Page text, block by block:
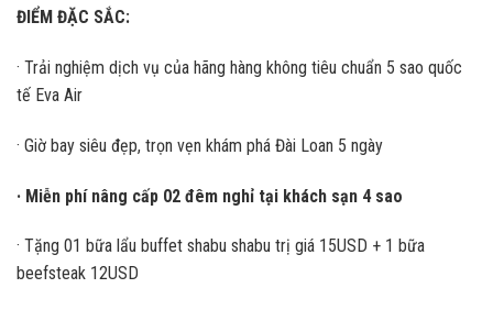
ĐIỂM ĐẶC SẮC:
· Trải nghiệm dịch vụ của hãng hàng không tiêu chuẩn 5 sao quốc
tế Eva Air
· Giờ bay siêu đẹp, trọn vẹn khám phá Đài Loan 5 ngày
· Miễn phí nâng cấp 02 đêm nghỉ tại khách sạn 4 sao
· Tặng 01 bữa lẩu buffet shabu shabu trị giá 15USD + 1 bữa
beefsteak 12USD